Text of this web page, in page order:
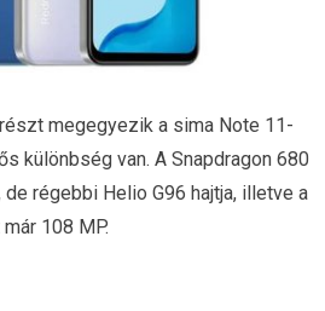
megegyezik a sima Note 11-
különbség van. A Snapdragon 680
régebbi Helio G96 hajtja, illetve a
108 MP.